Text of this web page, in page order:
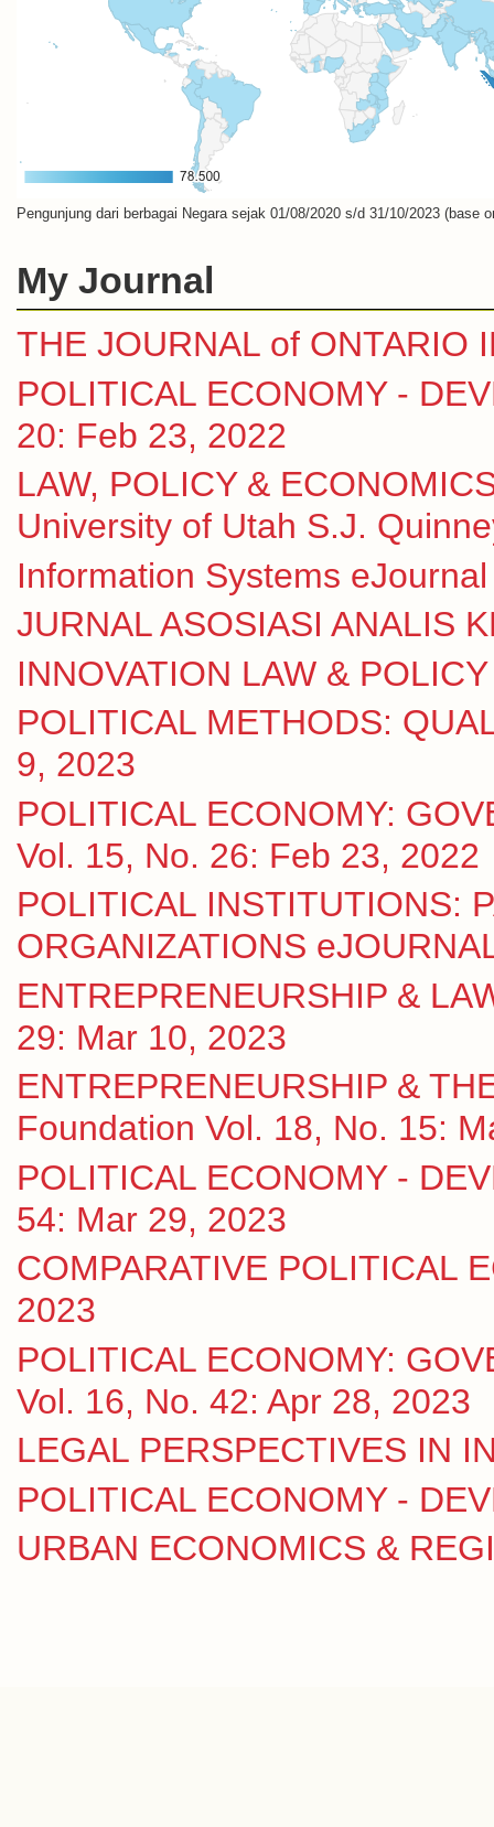
Pengunjung dari berbagai Negara sejak 01/08/2020 s/d 31/10/2023 (base
My Journal
THE JOURNAL of ONTARIO
POLITICAL ECONOMY -
20: Feb 23, 2022
LAW, POLICY &
University of Utah S.J.
Information Systems
JURNAL ASOSIASI ANALIS
INNOVATION LAW &
POLITICAL METHODS:
9, 2023
POLITICAL ECONOMY:
Vol. 15, No. 26: Feb 23, 2022
POLITICAL INSTITUTIONS:
ORGANIZATIONS
ENTREPRENEURSHIP &
29: Mar 10, 2023
ENTREPRENEURSHIP &
Foundation Vol. 18, No. 15:
POLITICAL ECONOMY -
54: Mar 29, 2023
COMPARATIVE POLITICAL
2023
POLITICAL ECONOMY:
Vol. 16, No. 42: Apr 28, 2023
LEGAL PERSPECTIVES IN
POLITICAL ECONOMY -
URBAN ECONOMICS &